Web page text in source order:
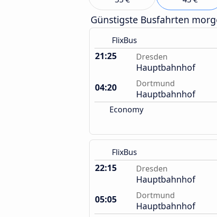
Günstigste Busfahrten
FlixBus
21:25 Dresden
Hauptbahnhof
04:20
Dortmund
Hauptbahnhof
Economy
FlixBus
22:15 Dresden
Hauptbahnhof
05:05
Dortmund
Hauptbahnhof